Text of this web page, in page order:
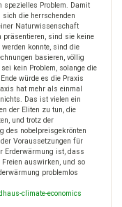
spezielles Problem. Damit
die herrschenden
Naturwissenschaft
präsentieren, sind sie keine
konnte, sind die
basieren, völlig
kein Problem, solange die
würde es die Praxis
hat mehr als einmal
Das ist vielen ein
der Eliten zu tun, die
und trotz der
des nobelpreisgekrönten
Voraussetzungen für
Erderwärmung ist, dass
auswirken, und so
problemlos
climate-economics